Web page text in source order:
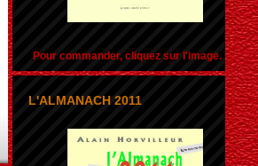
Pour commander, cliquez sur l'image.
L'ALMANACH 2011